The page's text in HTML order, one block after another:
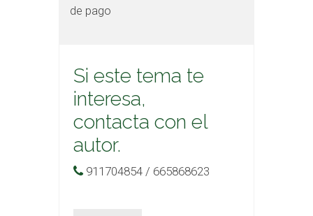
de pago
Si este tema te
interesa,
contacta con el
autor.
911704854 / 665868623